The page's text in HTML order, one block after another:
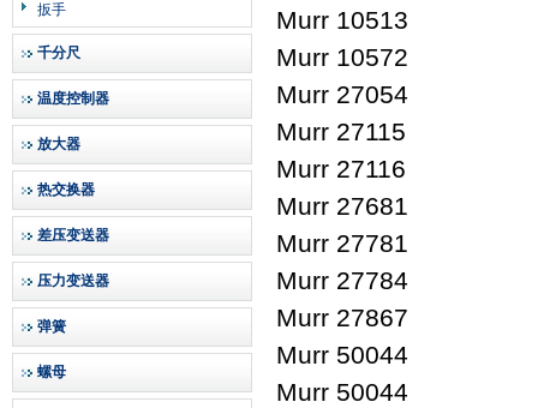
扳手
千分尺
温度控制器
放大器
热交换器
差压变送器
压力变送器
弹簧
螺母
Murr 10513
Murr 10572
Murr 27054
Murr 27115
Murr 27116
Murr 27681
Murr 27781
Murr 27784
Murr 27867
Murr 50044
Murr 50044